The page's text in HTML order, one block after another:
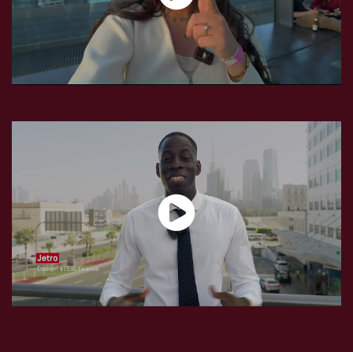
Mobilité internationale à Dubaï avec l'ESG Finance